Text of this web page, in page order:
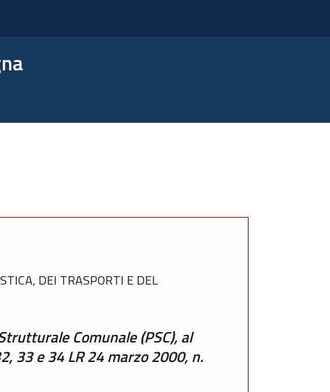
DEI TRASPORTI E DEL
Comunale (PSC), al
33 e 34 LR 24 marzo 2000, n.